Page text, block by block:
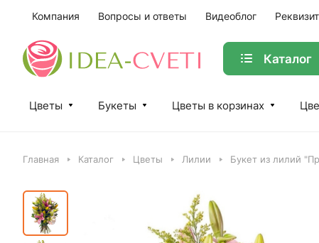
Компания Вопросы и ответы Видеоблог
Каталог
Цветы Букеты Цветы в корзинах
Главная Каталог Цветы Лилии Букет из лилий